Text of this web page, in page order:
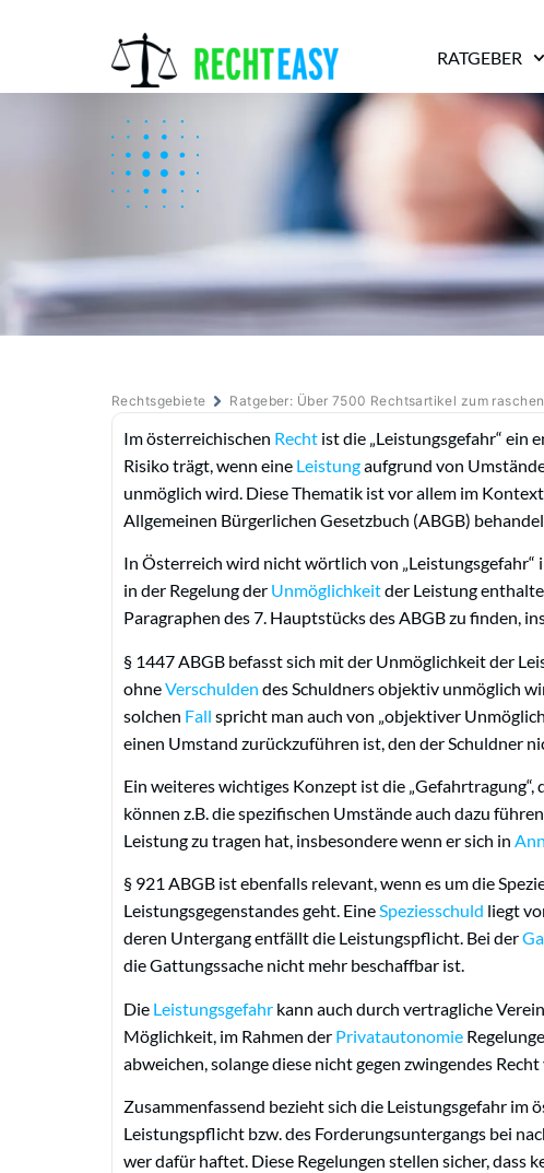
RATGEBER
Rechtsgebiete Ratgeber: Über 7500 Rechtsartikel zum
Im österreichischen Recht ist die „Leistungsgefahr“ ein
Risiko trägt, wenn eine Leistungaufgrund von
unmöglich wird. Diese Thematik ist vor allem im
Allgemeinen Bürgerlichen Gesetzbuch (ABGB)
In Österreich wird nicht wörtlich von
in der Regelung der Unmöglichkeitder Leistung
Paragraphen des 7. Hauptstücks des ABGB zu finden,
§ 1447 ABGB befasst sich mit der Unmöglichkeit der
ohneVerschulden des Schuldners objektiv unmöglich
solchen Fall spricht man auch von „objektiver
einen Umstand zurückzuführen ist, den der Schuldner
Ein weiteres wichtiges Konzept ist die
können z.B. die spezifischen Umstände auch dazu
Leistung zu tragen hat, insbesondere wenn er sich in
§ 921 ABGB ist ebenfalls relevant, wenn es um die
Leistungsgegenstandes geht. EineSpeziesschuld liegt
deren Untergang entfällt die Leistungspflicht. Bei der
die Gattungssache nicht mehr beschaffbar ist.
Die Leistungsgefahr kann auch durch vertragliche
Möglichkeit, im Rahmen der Privatautonomie
abweichen, solange diese nicht gegen zwingendes Recht
Zusammenfassend bezieht sich die Leistungsgefahr im
Leistungspflicht bzw. des Forderungsuntergangs bei
wer dafür haftet. Diese Regelungen stellen sicher, dass
Alle Anwälte